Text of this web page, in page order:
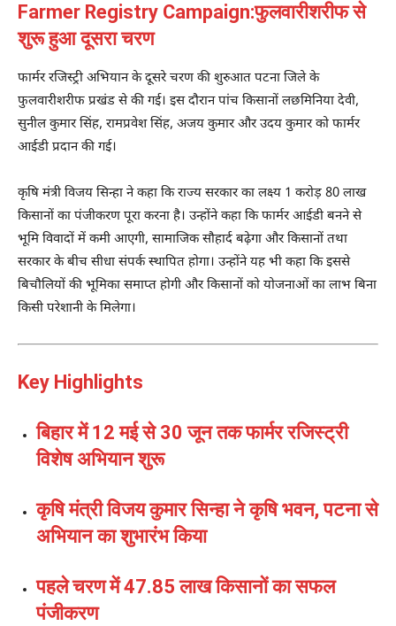
Farmer Registry Campaign:फुलवारीशरीफ से
शुरू हुआ दूसरा चरण
फार्मर रजिस्ट्री अभियान के दूसरे चरण की शुरुआत पटना जिले के
फुलवारीशरीफ प्रखंड से की गई। इस दौरान पांच किसानों लछमिनिया देवी,
सुनील कुमार सिंह, रामप्रवेश सिंह, अजय कुमार और उदय कुमार को फार्मर
आईडी प्रदान की गई।
कृषि मंत्री विजय सिन्हा ने कहा कि राज्य सरकार का लक्ष्य 1 करोड़ 80 लाख
किसानों का पंजीकरण पूरा करना है। उन्होंने कहा कि फार्मर आईडी बनने से
भूमि विवादों में कमी आएगी, सामाजिक सौहार्द बढ़ेगा और किसानों तथा
सरकार के बीच सीधा संपर्क स्थापित होगा। उन्होंने यह भी कहा कि इससे
बिचौलियों की भूमिका समाप्त होगी और किसानों को योजनाओं का लाभ बिना
किसी परेशानी के मिलेगा।
Key Highlights
बिहार में 12 मई से 30 जून तक फार्मर रजिस्ट्री
विशेष अभियान शुरू
कृषि मंत्री विजय कुमार सिन्हा ने कृषि भवन, पटना से
अभियान का शुभारंभ किया
पहले चरण में 47.85 लाख किसानों का सफल
पंजीकरण